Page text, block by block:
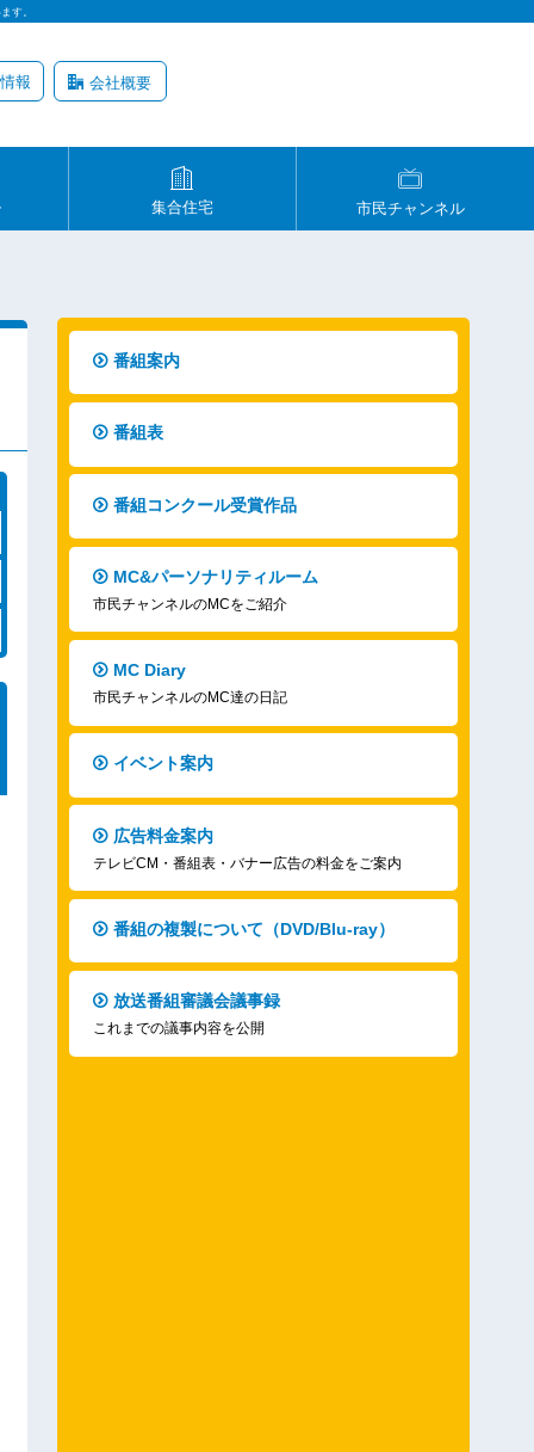
す。
報 会社概要
集合住宅 市民チャンネル
番組案内
番組表
番組コンクール受賞作品
MC&パーソナリティルーム
市民チャンネルのMCをご紹介
MC Diary
市民チャンネルのMC達の日記
イベント案内
広告料金案内
テレビCM・番組表・バナー広告の料金をご案内
番組の複製について（DVD/Blu-ray）
放送番組審議会議事録
これまでの議事内容を公開